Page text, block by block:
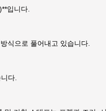
입니다.
식으로 풀어내고 있습니다.
다.